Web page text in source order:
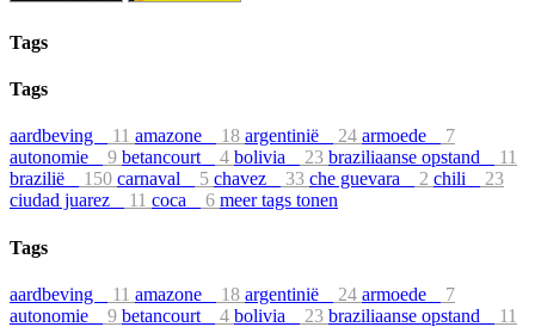
Tags
Tags
aardbeving 11 amazone 18 argentinië 24 armoede
7
autonomie
9 betancourt 4 bolivia 23 braziliaanse opstand
11
brazilië
150 carnaval 5 chavez 33 che guevara 2 chili
23
ciudad juarez
11 coca 6 meer tags tonen
Tags
aardbeving 11 amazone 18 argentinië 24 armoede
7
autonomie
9 betancourt 4 bolivia 23 braziliaanse opstand
11